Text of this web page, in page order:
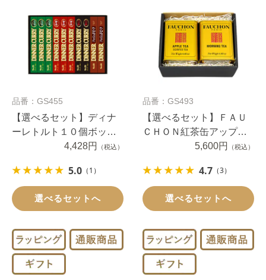
品番：GS455
【選べるセット】ディナ
ーレトルト１０個ボック
4,428円 （税込）
5.0 （1）
選べるセットへ
品番：GS493
【選べるセット】ＦＡＵ
ＣＨＯＮ紅茶缶アップ
ル・モーニング２缶
5,600円 （税込）
4.7 （3）
選べるセットへ